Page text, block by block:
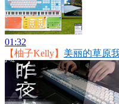
01:32
【柚子Kelly】 美丽的草原